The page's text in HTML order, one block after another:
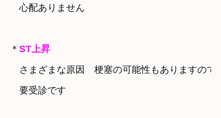
心配ありません
＊ ST上昇
さまざまな原因　梗塞の可能性もありますので
要受診です